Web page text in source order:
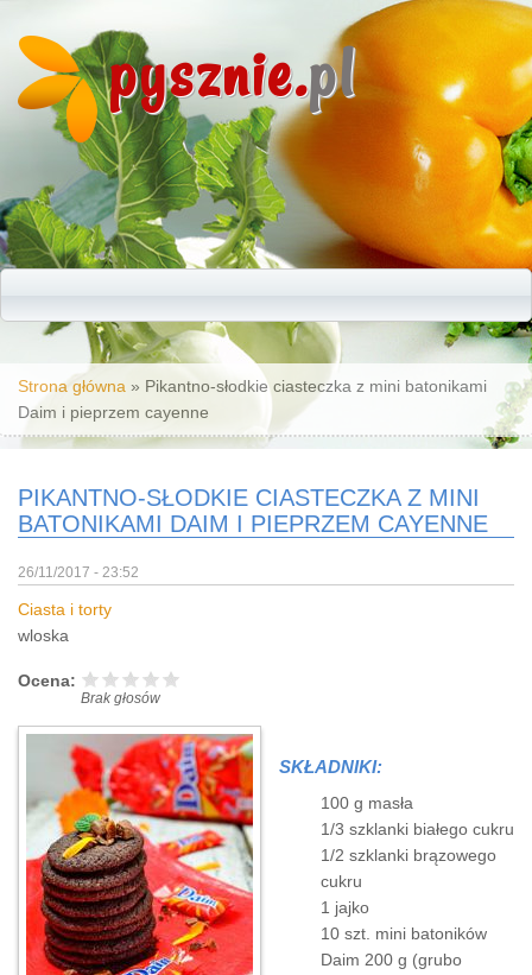
pysznie.pl
Jesteś tutaj
Strona główna » Pikantno-słodkie ciasteczka z mini batonikami
Daim i pieprzem cayenne
PIKANTNO-SŁODKIE CIASTECZKA Z MINI
BATONIKAMI DAIM I PIEPRZEM CAYENNE
26/11/2017 - 23:52
Ciasta i torty
wloska
Ocena:
Brak głosów
SKŁADNIKI:
100 g masła
1/3 szklanki białego cukru
1/2 szklanki brązowego
cukru
1 jajko
10 szt. mini batoników
Daim 200 g (grubo